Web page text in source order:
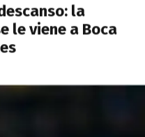
la
le viene a Boca